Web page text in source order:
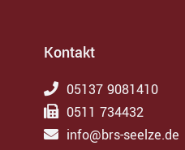
Kontakt
05137 9081410
0511 734432
info@brs-seelze.de